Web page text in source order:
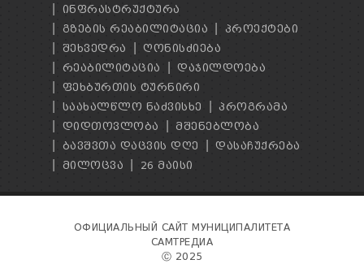
ᲘᲜᲤᲠᲐᲡᲢᲠᲣᲥᲢᲣᲠᲐ
ᲒᲖᲔᲑᲘᲡ ᲠᲔᲐᲑᲘᲚᲘᲢᲐᲪᲘᲐ
ᲞᲠᲝᲔᲥᲢᲔᲑᲘ
ᲨᲔᲮᲕᲔᲓᲠᲐ
ᲦᲝᲜᲘᲡᲫᲘᲔᲑᲐ
ᲠᲔᲐᲑᲘᲚᲘᲢᲐᲪᲘᲐ
ᲓᲐᲯᲘᲚᲓᲝᲔᲑᲐ
ᲤᲔᲮᲑᲣᲠᲗᲘᲡ ᲢᲣᲠᲜᲘᲠᲘ
ᲡᲐᲐᲮᲐᲚᲬᲚᲝ ᲜᲐᲫᲕᲘᲡᲮᲔ
ᲞᲠᲝᲒᲠᲐᲛᲐ
ᲓᲘᲓᲗᲝᲕᲚᲝᲑᲐ
ᲛᲨᲔᲜᲔᲑᲚᲝᲑᲐ
ᲑᲐᲕᲨᲕᲗᲐ ᲓᲐᲪᲕᲘᲡ ᲓᲦᲔ
ᲓᲐᲡᲐᲩᲣᲥᲠᲔᲑᲐ
ᲛᲘᲚᲝᲪᲕᲐ
26 ᲛᲐᲘᲡᲘ
ОФИЦИАЛЬНЫЙ САЙТ МУНИЦИПАЛИТЕТА
САМТРЕДИА
Ⓒ 2025